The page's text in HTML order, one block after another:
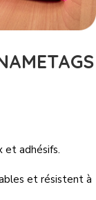
et adhésifs.
et résistent à